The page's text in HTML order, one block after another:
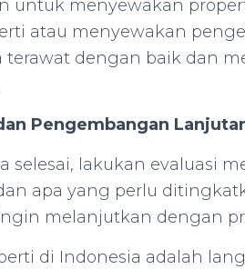
untuk menyewakan
atau menyewakan
terawat dengan baik dan
Pengembangan
selesai, lakukan evaluasi
apa yang perlu
melanjutkan dengan
di Indonesia adalah